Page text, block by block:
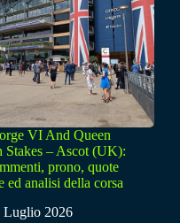
VI And Queen
Stakes – Ascot (UK):
prono, quote
ed analisi della corsa
Luglio 2026